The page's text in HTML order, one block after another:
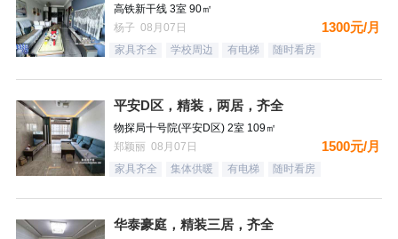
高铁新干线 3室 90㎡
杨子 08月07日
1300元/月
家具齐全 学校周边 有电梯 随时看房
平安D区，精装，两居，齐全
物探局十号院(平安D区) 2室 109㎡
郑颖丽 08月07日
1500元/月
家具齐全 集体供暖 有电梯 随时看房
华泰豪庭，精装三居，齐全